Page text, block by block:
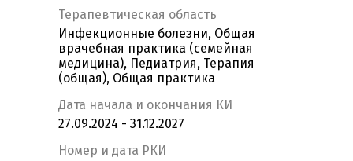
Терапевтическая область
Инфекционные болезни, Общая
врачебная практика (семейная
медицина), Педиатрия, Терапия
(общая), Общая практика
Дата начала и окончания КИ
27.09.2024 - 31.12.2027
Номер и дата РКИ